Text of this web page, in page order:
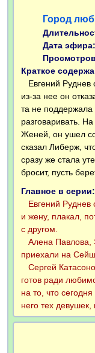
Город
Дата эфира:
Краткое
Евгений Руднев
из-за нее он
та не поддержала
разговаривать.
Женей, он ушел
сказал Либерж,
сразу же стала
бросит, пусть
Главное в серии:
Евгений Руднев
и жену, плакал,
с другом.
Алена Павлова,
приехали на
Сергей
готов ради
на то, что
него тех